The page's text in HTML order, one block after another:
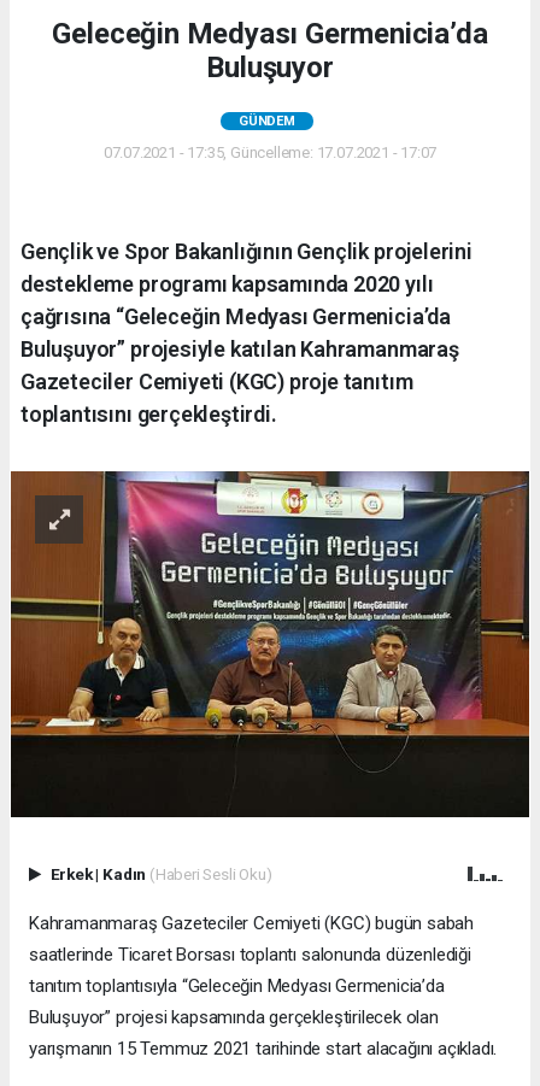
Geleceğin Medyası Germenicia’da
Buluşuyor
GÜNDEM
07.07.2021 - 17:35, Güncelleme: 17.07.2021 - 17:07
Gençlik ve Spor Bakanlığının Gençlik projelerini
destekleme programı kapsamında 2020 yılı
çağrısına “Geleceğin Medyası Germenicia’da
Buluşuyor” projesiyle katılan Kahramanmaraş
Gazeteciler Cemiyeti (KGC) proje tanıtım
toplantısını gerçekleştirdi.
Erkek| Kadın (Haberi Sesli Oku)
Kahramanmaraş Gazeteciler Cemiyeti (KGC) bugün sabah
saatlerinde Ticaret Borsası toplantı salonunda düzenlediği
tanıtım toplantısıyla “Geleceğin Medyası Germenicia’da
Buluşuyor” projesi kapsamında gerçekleştirilecek olan
yarışmanın 15 Temmuz 2021 tarihinde start alacağını açıkladı.